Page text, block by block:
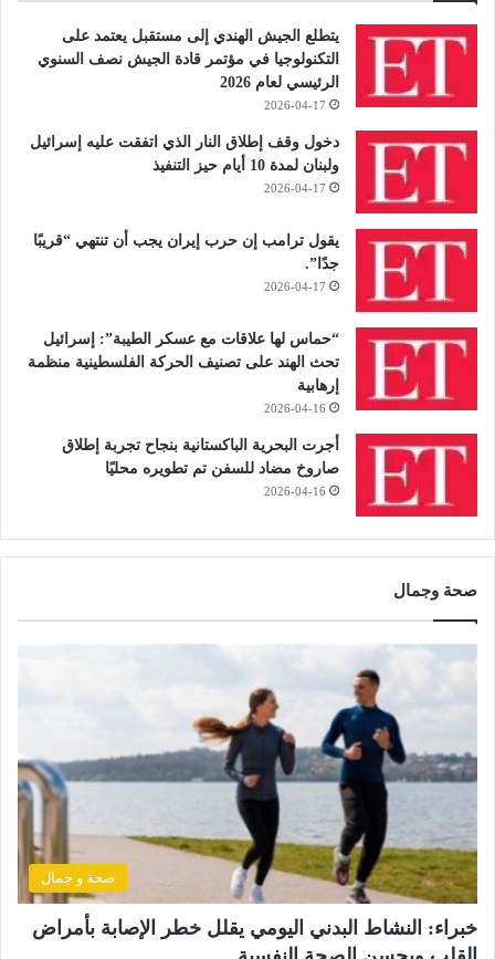
يتطلع الجيش الهندي إلى مستقبل يعتمد على
التكنولوجيا في مؤتمر قادة الجيش نصف السنوي
الرئيسي لعام 2026
2026-04-17
دخول وقف إطلاق النار الذي اتفقت عليه إسرائيل
ولبنان لمدة 10 أيام حيز التنفيذ
2026-04-17
يقول ترامب إن حرب إيران يجب أن تنتهي “قريبًا
جدًا”.
2026-04-17
“حماس لها علاقات مع عسكر الطيبة”: إسرائيل
تحث الهند على تصنيف الحركة الفلسطينية منظمة
إرهابية
2026-04-16
أجرت البحرية الباكستانية بنجاح تجربة إطلاق
صاروخ مضاد للسفن تم تطويره محليًا
2026-04-16
صحة وجمال
صحة و جمال
خبراء: النشاط البدني اليومي يقلل خطر الإصابة بأمراض